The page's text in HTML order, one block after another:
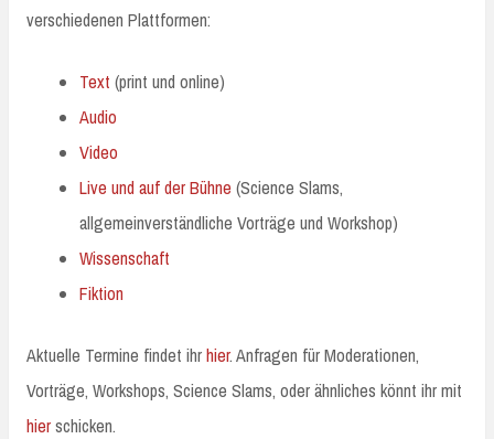
verschiedenen Plattformen:
Text (print und online)
Audio
Video
Live und auf der Bühne (Science Slams,
allgemeinverständliche Vorträge und Workshop)
Wissenschaft
Fiktion
Aktuelle Termine findet ihrhier. Anfragen für Moderationen,
Vorträge, Workshops, Science Slams, oder ähnliches könnt ihr mit
hierschicken.